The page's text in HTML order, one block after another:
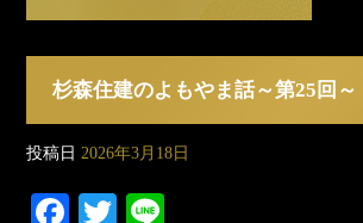
杉森住建のよもやま話～第25回～
投稿日 2026年3月18日
Fa T